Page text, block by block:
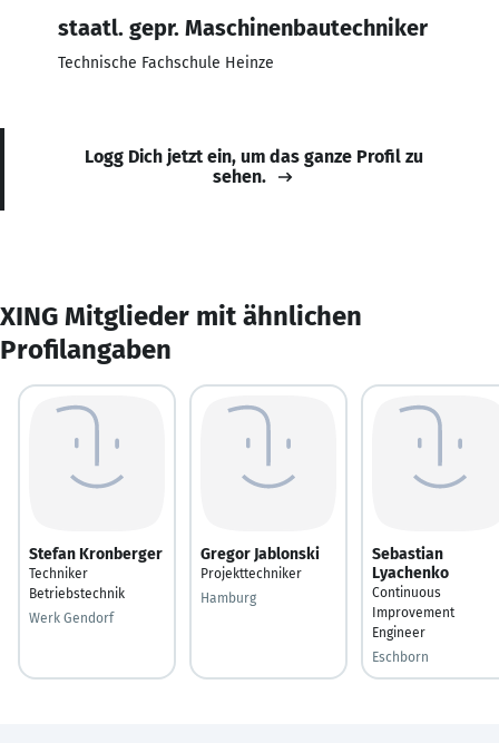
staatl. gepr. Maschinenbautechniker
Technische Fachschule Heinze
Logg Dich jetzt ein, um das ganze Profil zu
sehen.
XING Mitglieder mit ähnlichen
Profilangaben
Stefan Kronberger
Techniker
Betriebstechnik
Werk Gendorf
Gregor Jablonski
Projekttechniker
Hamburg
Sebastian
Lyachenko
Continuous
Improvement
Engineer
Eschborn